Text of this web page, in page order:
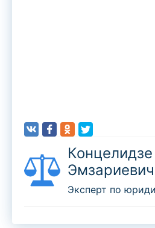
Эмзариевич
Эксперт по